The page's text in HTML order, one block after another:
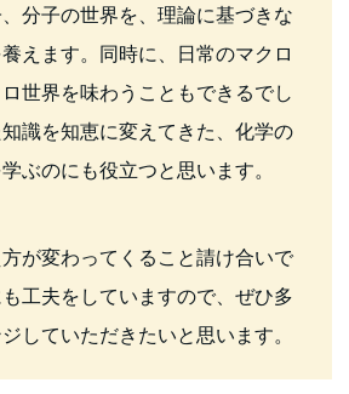
分子の世界を、理論に基づきな
えます。同時に、日常のマクロ
世界を味わうこともできるでし
識を知恵に変えてきた、化学の
ぶのにも役立つと思います。
が変わってくること請け合いで
工夫をしていますので、ぜひ多
していただきたいと思います。